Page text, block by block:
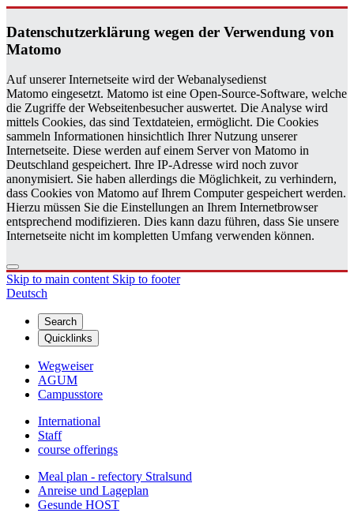
Daten­schutzerklärung wegen der Ver­wen­dung von
Matomo
Auf unserer Internetseite wird der Webanalysedienst
Matomo eingesetzt. Matomo ist eine Open-Source-Software, welche
die Zugriffe der Webseitenbesucher auswertet. Die Analyse wird
mittels Cookies, das sind Textdateien, ermöglicht. Die Cookies
sammeln Informationen hinsichtlich Ihrer Nutzung unserer
Internetseite. Diese werden auf einem Server von Matomo in
Deutschland gespeichert. Ihre IP-Adresse wird noch zuvor
anonymisiert. Sie haben allerdings die Möglichkeit, zu verhindern,
dass Cookies von Matomo auf Ihrem Computer gespeichert werden.
Hierzu müssen Sie die Einstellungen an Ihrem Internetbrowser
entsprechend modifizieren. Dies kann dazu führen, dass Sie unsere
Internetseite nicht im kompletten Umfang verwenden können.
Skip to main content Skip to footer
Deutsch
Search
Quicklinks
Wegweiser
AGUM
Campusstore
International
Staff
course offerings
Meal plan - refectory Stralsund
Anreise und Lageplan
Gesunde HOST